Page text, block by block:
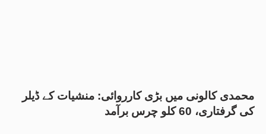
محمدی کالونی میں بڑی کارروائی: منشیات کے ڈیلر
کی گرفتاری، 60 کلو چرس برآمد